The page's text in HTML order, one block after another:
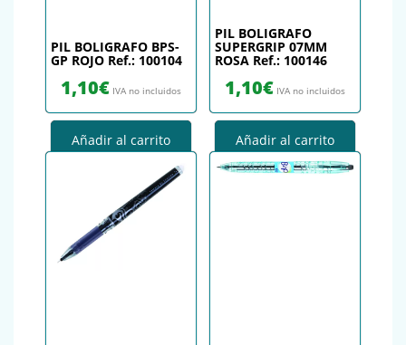
PIL BOLIGRAFO BPS-
GP ROJO Ref.: 100104
1,10€ IVA no incluidos
Añadir al carrito
PIL BOLIGRAFO
SUPERGRIP 07MM
ROSA Ref.: 100146
1,10€ IVA no incluidos
Añadir al carrito